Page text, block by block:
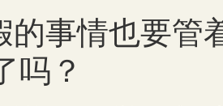
的事情也要管
吗？